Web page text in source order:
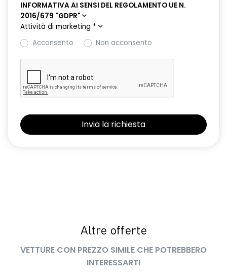
INFORMATIVA AI SENSI DEL REGOLAMENTO UE N.
2016/679 "GDPR"
Attività di marketing *
Acconsento
Non acconsento
Altre offerte
VETTURE CON PREZZO SIMILE CHE POTREBBERO
INTERESSARTI